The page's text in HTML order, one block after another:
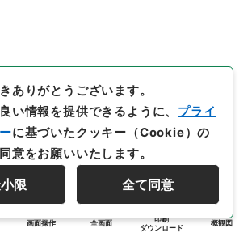
画面操作 全画面
印刷
ダウンロード
概観図
ありがとうございます。
い情報を提供できるように、 プライ
に基づいたクッキー（Cookie）の
意をお願いいたします。
限 全て同意